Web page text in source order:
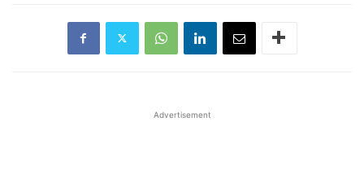
Advertisement